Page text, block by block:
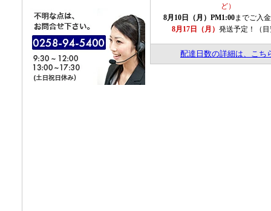
配達日数の詳細は、こち